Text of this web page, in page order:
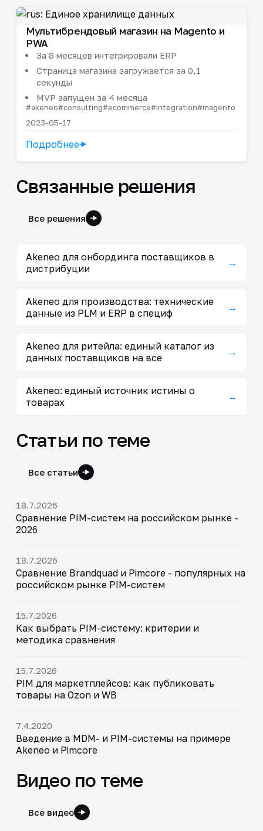
Мультибрендовый магазин на Magento и
PWA
За 8 месяцев интегрировали ERP
Страница магазина загружается за 0,1
секунды
MVP запущен за 4 месяца
#akeneo#consulting#ecommerce#integration#magento
2023-05-17
Подробнее
Связанные решения
Все решения
Akeneo для онбординга поставщиков в
дистрибуции
→
Akeneo для производства: технические
данные из PLM и ERP в специф
→
Akeneo для ритейла: единый каталог из
данных поставщиков на все
→
Akeneo: единый источник истины о
товарах
→
Статьи по теме
Все статьи
18.7.2026
Сравнение PIM-систем на российском рынке -
2026
18.7.2026
Сравнение Brandquad и Pimcore - популярных на
российском рынке PIM-систем
15.7.2026
Как выбрать PIM-систему: критерии и
методика сравнения
15.7.2026
PIM для маркетплейсов: как публиковать
товары на Ozon и WB
7.4.2020
Введение в MDM- и PIM-системы на примере
Akeneo и Pimcore
Видео по теме
Все видео